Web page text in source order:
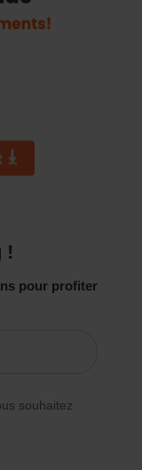
!
pour profiter
souhaitez